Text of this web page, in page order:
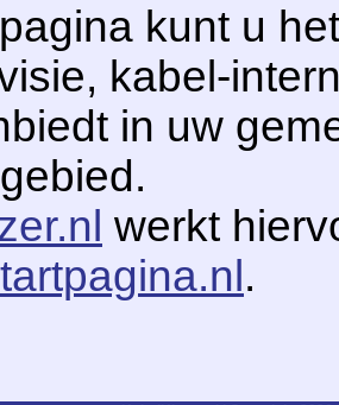
kunt u
kabel-
in uw
werkt
.